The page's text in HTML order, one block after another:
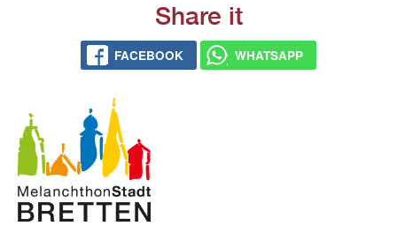
Share it
FACEBOOK WHATSAPP